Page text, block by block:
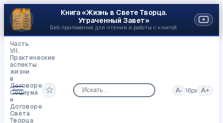
Книга «Жизнь в Свете Творца.
Утраченный Завет»
Веб‑приложение для чтения и работы с книгой.
Часть
VII.
Практические
аспекты
жизни
в
Договоре
Социума
и
Договоре
Света
Творца
☆ A- 16px A+